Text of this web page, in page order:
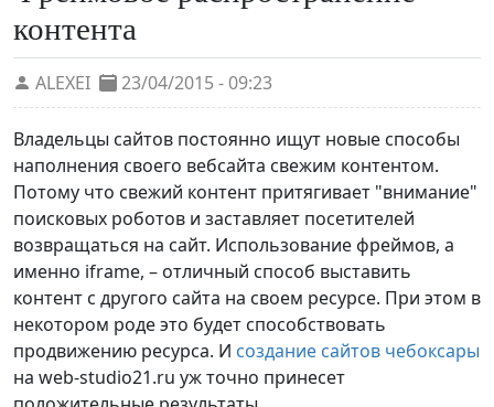
контента
ALEXEI 23/04/2015 - 09:23
Владельцы сайтов постоянно ищут новые способы
наполнения своего вебсайта свежим контентом.
Потому что свежий контент притягивает "внимание"
поисковых роботов и заставляет посетителей
возвращаться на сайт. Использование фреймов, а
именно iframe, – отличный способ выставить
контент с другого сайта на своем ресурсе. При этом в
некотором роде это будет способствовать
продвижению ресурса. И создание сайтов чебоксары
на web-studio21.ru уж точно принесет